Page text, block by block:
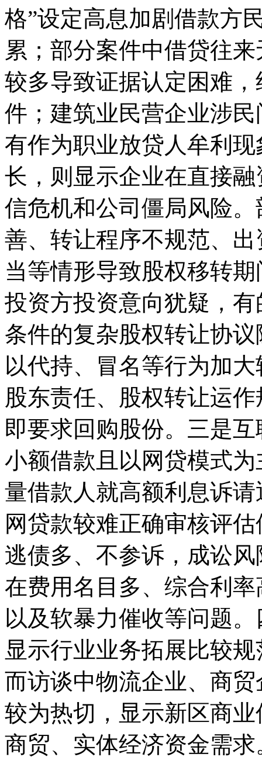
格”设定高息加剧借款方
累；部分案件中借贷往
较多导致证据认定困难
件；建筑业民营企业涉
有作为职业放贷人牟利
长，则显示企业在直接
信危机和公司僵局风险
善、转让程序不规范、
当等情形导致股权移转
投资方投资意向犹疑，
条件的复杂股权转让协
以代持、冒名等行为加
股东责任、股权转让运
即要求回购股份。三是
小额借款且以网贷模式
量借款人就高额利息诉
网贷款较难正确审核评
逃债多、不参诉，成讼
在费用名目多、综合利
以及软暴力催收等问题
显示行业业务拓展比较
而访谈中物流企业、商
较为热切，显示新区商
商贸、实体经济资金需求